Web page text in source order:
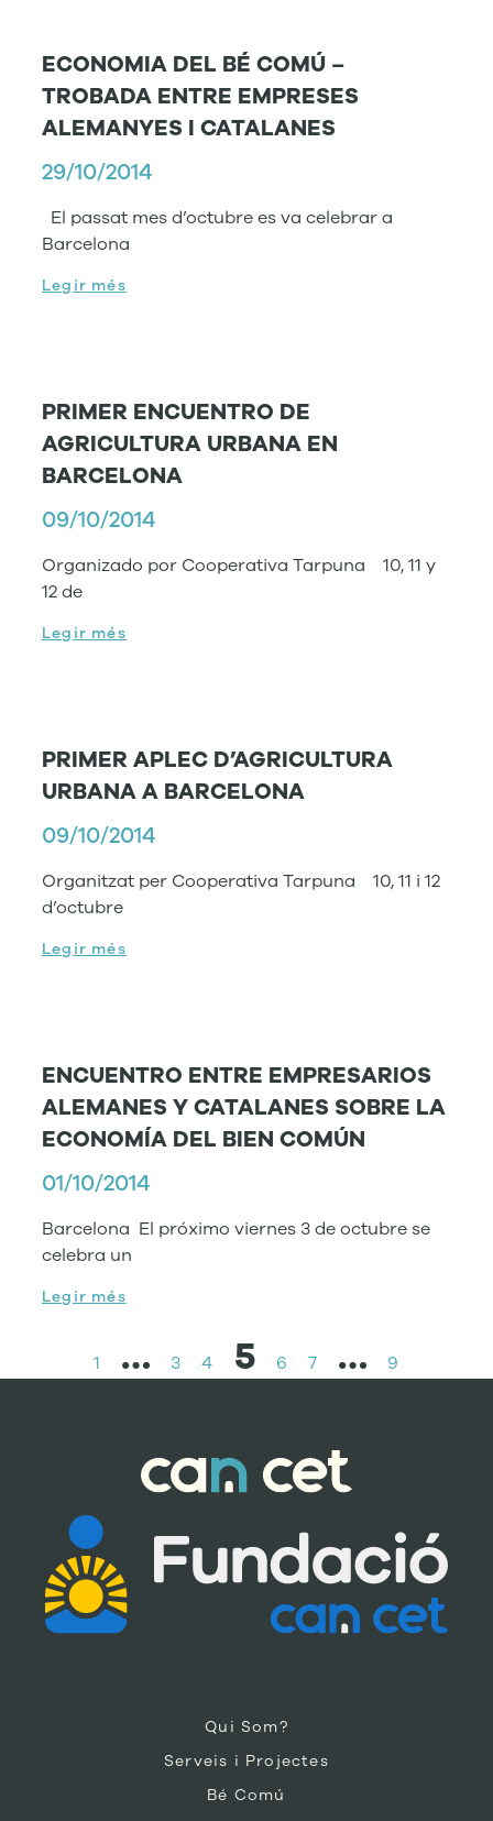
ECONOMIA DEL BÉ COMÚ –
TROBADA ENTRE EMPRESES
ALEMANYES I CATALANES
29/10/2014
El passat mes d’octubre es va celebrar a
Barcelona
Legir més
PRIMER ENCUENTRO DE
AGRICULTURA URBANA EN
BARCELONA
09/10/2014
Organizado por Cooperativa Tarpuna 10, 11 y
12 de
Legir més
PRIMER APLEC D’AGRICULTURA
URBANA A BARCELONA
09/10/2014
Organitzat per Cooperativa Tarpuna 10, 11 i 12
d’octubre
Legir més
ENCUENTRO ENTRE EMPRESARIOS
ALEMANES Y CATALANES SOBRE LA
ECONOMÍA DEL BIEN COMÚN
01/10/2014
Barcelona El próximo viernes 3 de octubre se
celebra un
Legir més
1 … 3 4 5 6 7 … 9
Qui Som?
Serveis i Projectes
Bé Comú